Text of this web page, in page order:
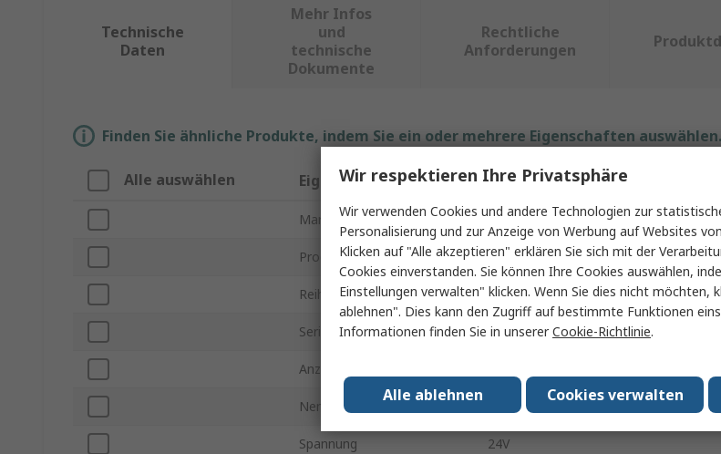
Technische
Daten
Mehr Infos
und
technische
Dokumente
Rechtliche
Anforderungen
Finden Sie ähnliche Produkte, indem Sie ein oder mehrere Eigenschaften auswählen.
Alle auswählen Eigenschaft Wert
Marke Phoenix Contact
Produkt Typ Elektronischer Schutzschalter
Reihe CLIPLINE
Serie Clipline
Anzahl der Kanäle
Nennstrom
Spannung 24V
Wir respektieren Ihre Privatsphäre
Wir verwenden Cookies und andere Technologien zur
Personalisierung und zur Anzeige von Werbung auf Websites
Klicken auf "Alle akzeptieren" erklären Sie sich mit der
Cookies einverstanden. Sie können Ihre Cookies auswählen,
Einstellungen verwalten" klicken. Wenn Sie dies nicht möchten,
ablehnen". Dies kann den Zugriff auf bestimmte Funktionen
Informationen finden Sie in unsererCookie-Richtlinie.
Cookies verwalten
Alle ablehnen